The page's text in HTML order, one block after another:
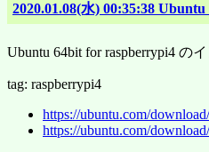
2020.01.08(水) 00:35:38
Ubuntu 64bit for raspberrypi4 の
tag: raspberrypi4
https://ubuntu.com/
https://ubuntu.com/